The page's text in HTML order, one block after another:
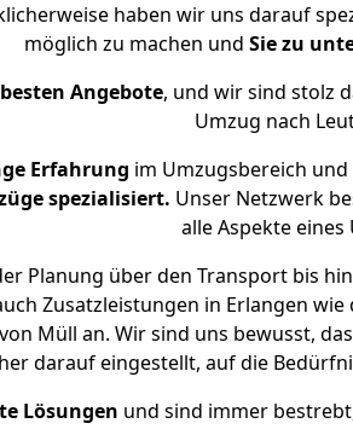
haben wir uns darauf
möglich zu machen und Sie zu
Angebote, und wir sind stolz
Umzug nach
Erfahrung im Umzugsbereich
spezialisiert. Unser Netzwerk
alle Aspekte
Planung über den Transport bis
Zusatzleistungen in Erlangen wie
Müll an. Wir sind uns bewusst,
darauf eingestellt, auf die
Lösungen und sind immer